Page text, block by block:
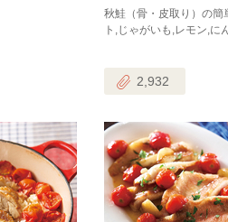
秋鮭（骨・皮取り）の簡
ト,じゃがいも,レモン,に
2,932